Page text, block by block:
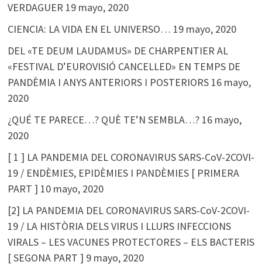
VERDAGUER 19 mayo, 2020
CIENCIA: LA VIDA EN EL UNIVERSO… 19 mayo, 2020
DEL «TE DEUM LAUDAMUS» DE CHARPENTIER AL
«FESTIVAL D’EUROVISIÓ CANCELLED» EN TEMPS DE
PANDÈMIA I ANYS ANTERIORS I POSTERIORS 16 mayo,
2020
¿QUÉ TE PARECE…? QUÈ TE’N SEMBLA…? 16 mayo,
2020
[ 1 ] LA PANDEMIA DEL CORONAVIRUS SARS-CoV-2COVI-
19 / ENDÈMIES, EPIDÈMIES I PANDÈMIES [ PRIMERA
PART ] 10 mayo, 2020
[2] LA PANDEMIA DEL CORONAVIRUS SARS-CoV-2COVI-
19 / LA HISTÒRIA DELS VIRUS I LLURS INFECCIONS
VIRALS – LES VACUNES PROTECTORES – ELS BACTERIS
[ SEGONA PART ] 9 mayo, 2020